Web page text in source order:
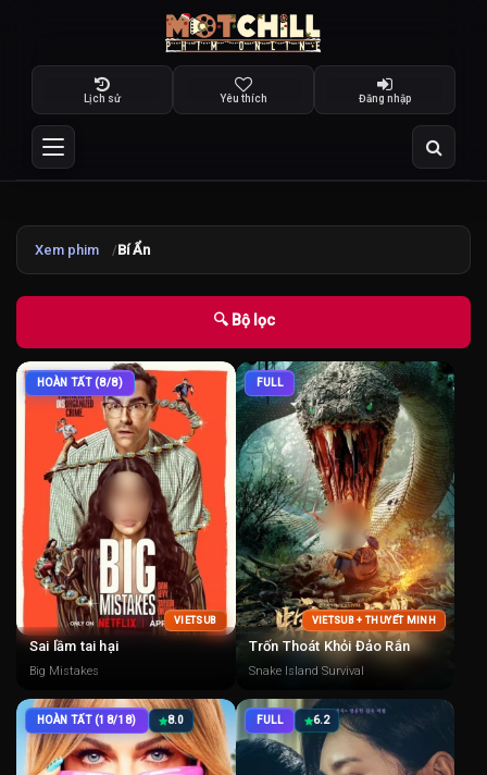
Lịch sử Yêu thích Đăng nhập
Xem phim Bí Ẩn
🔍 Bộ lọc
HOÀN TẤT (8/8)
VIETSUB
Sai lầm tai hại
Big Mistakes
FULL
VIETSUB + THUYẾT MINH
Trốn Thoát Khỏi Đảo Rắn
Snake Island Survival
HOÀN TẤT (18/18) 8.0 FULL 6.2